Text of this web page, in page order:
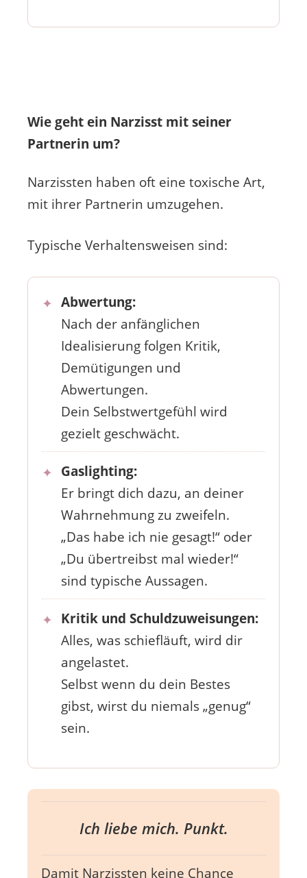
Wie geht ein Narzisst mit seiner
Partnerin um?
Narzissten haben oft eine toxische Art,
mit ihrer Partnerin umzugehen.
Typische Verhaltensweisen sind:
Abwertung:
Nach der anfänglichen
Idealisierung folgen Kritik,
Demütigungen und
Abwertungen.
Dein Selbstwertgefühl wird
gezielt geschwächt.
Gaslighting:
Er bringt dich dazu, an deiner
Wahrnehmung zu zweifeln.
„Das habe ich nie gesagt!“ oder
„Du übertreibst mal wieder!“
sind typische Aussagen.
Kritik und Schuldzuweisungen:
Alles, was schiefläuft, wird dir
angelastet.
Selbst wenn du dein Bestes
gibst, wirst du niemals „genug“
sein.
Ich liebe mich. Punkt.
Damit Narzissten keine Chance